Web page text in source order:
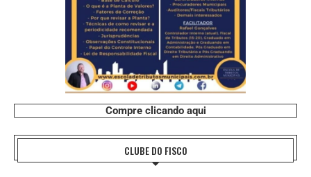
Compre clicando aqui
CLUBE DO FISCO